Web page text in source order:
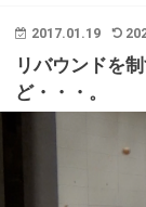
2017.01.19
リバウンドを
ど・・・。